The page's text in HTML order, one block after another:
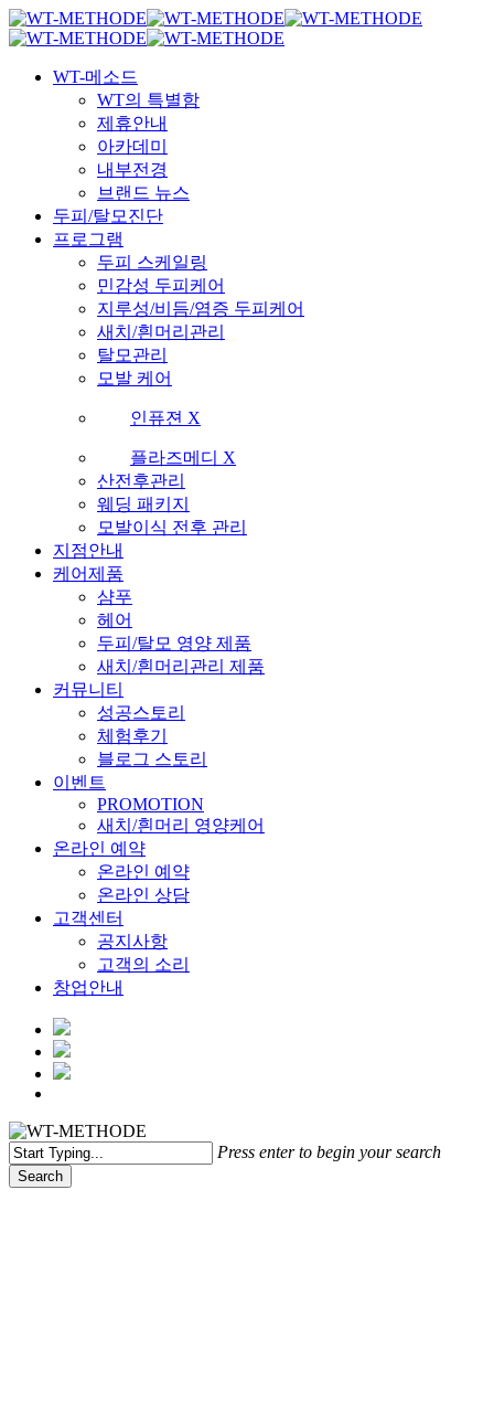
국내 최초 두피케어 브랜드
국내 최초 두피케어 브랜드
Skip
to
content
Menu
WT-메소드
WT의 특별함
제휴안내
아카데미
내부전경
브랜드 뉴스
두피/탈모진단
프로그램
두피 스케일링
민감성 두피케어
지루성/비듬/염증 두피케어
새치/흰머리관리
탈모관리
모발 케어
인퓨젼 X
플라즈메디 X
산전후관리
웨딩 패키지
모발이식 전후 관리
지점안내
케어제품
샴푸
헤어
두피/탈모 영양 제품
새치/흰머리관리 제품
커뮤니티
성공스토리
체험후기
블로그 스토리
이벤트
PROMOTION
새치/흰머리 영양케어
온라인 예약
온라인 예약
온라인 상담
고객센터
공지사항
고객의 소리
창업안내
Press enter to begin your search
Search